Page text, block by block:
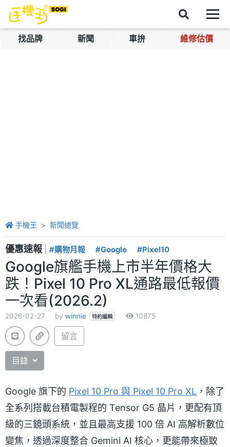
找品牌 新聞 車拚 維修估價
手機王 新聞總覽
優惠速報 #購物月報 #Google #Pixel10
Google旗艦手機上市半年價格大
跌！Pixel 10 Pro XL通路最低報價
一次看(2026.2)
2026-02-27 by winnie 特約編輯 10875
留言
目錄
Google 旗下的 Pixel 10 Pro 與 Pixel 10 Pro XL ，除了
全系列搭載台積電製程的 Tensor G5 晶片，更配有頂
級的三鏡頭系統，並且最高支援 100 倍 AI 高解析數位
變焦，透過深度整合 Gemini AI 核心，更能帶來極致